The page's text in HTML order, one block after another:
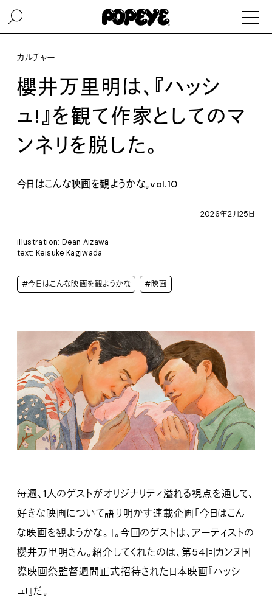
カルチャー
櫻井万里明は、『ハッシ
ュ!』を観て作家としてのマ
ンネリを脱した。
今日はこんな映画を観ようかな。vol.10
2026年2月25日
illustration: Dean Aizawa
text: Keisuke Kagiwada
#今日はこんな映画を観ようかな #映画
毎週、1人のゲストがオリジナリティ溢れる視点を通して、
好きな映画について語り明かす連載企画「今日はこん
な映画を観ようかな。」。今回のゲストは、アーティストの
櫻井万里明さん。紹介してくれたのは、第54回カンヌ国
際映画祭監督週間正式招待された日本映画『ハッシ
ュ!』だ。